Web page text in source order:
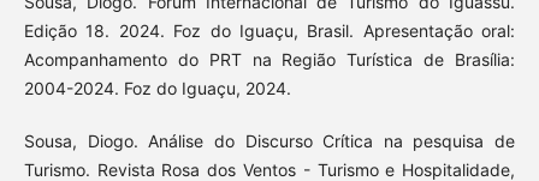
Edição 18. 2024. Foz do Iguaçu, Brasil. Apresentação oral:
Acompanhamento do PRT na Região Turística de Brasília:
2004-2024. Foz do Iguaçu, 2024.
Sousa, Diogo. Análise do Discurso Crítica na pesquisa de
Turismo. Revista Rosa dos Ventos - Turismo e Hospitalidade,